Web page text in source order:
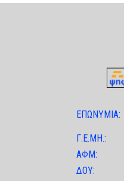
ΕΠΩΝΥΜΙΑ:
Γ.Ε.ΜΗ.:
ΑΦΜ:
ΔΟΥ: